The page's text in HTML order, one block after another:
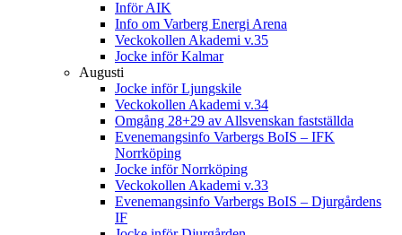
Inför AIK
Info om Varberg Energi Arena
Veckokollen Akademi v.35
Jocke inför Kalmar
Augusti
Jocke inför Ljungskile
Veckokollen Akademi v.34
Omgång 28+29 av Allsvenskan fastställda
Evenemangsinfo Varbergs BoIS – IFK
Norrköping
Jocke inför Norrköping
Veckokollen Akademi v.33
Evenemangsinfo Varbergs BoIS – Djurgårdens
IF